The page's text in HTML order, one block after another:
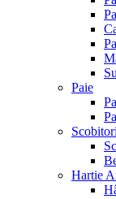
Paie
Hartie